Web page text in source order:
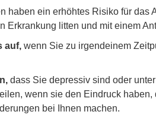
ein erhöhtes Risiko für das
litten und mit einem
auf, wenn Sie zu irgendeinem
dass Sie depressiv sind oder
wenn sie den Eindruck
bei Ihnen machen.